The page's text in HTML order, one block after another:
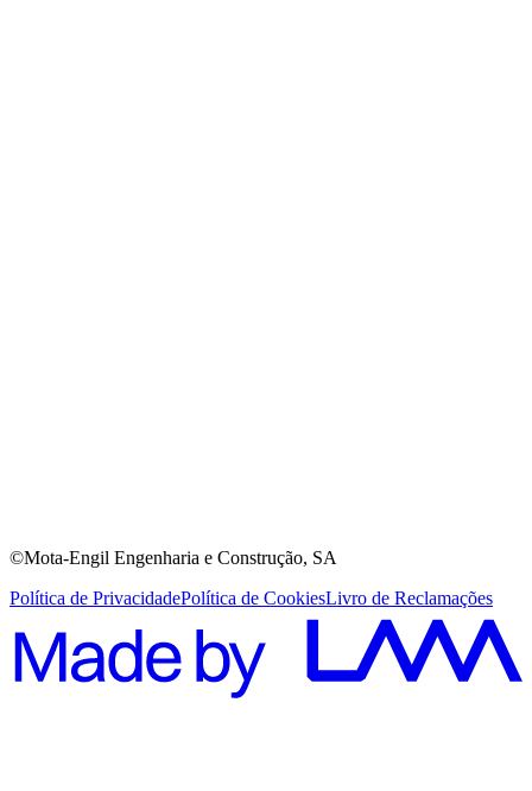
©Mota-Engil Engenharia e Construção, SA
Política de PrivacidadePolítica de CookiesLivro de Reclamações